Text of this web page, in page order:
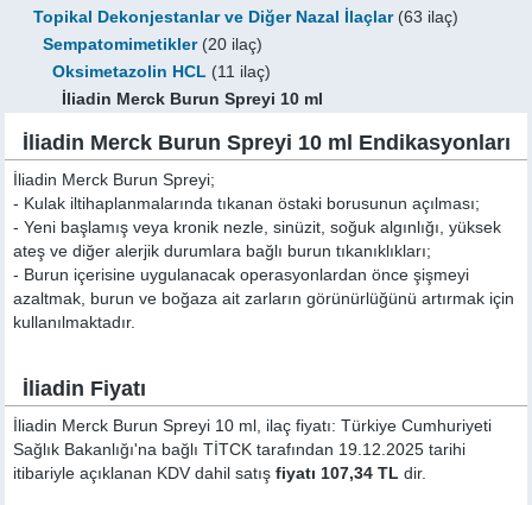
Topikal Dekonjestanlar ve Diğer Nazal İlaçlar(63 ilaç)
Sempatomimetikler(20 ilaç)
Oksimetazolin HCL (11 ilaç)
İliadin Merck Burun Spreyi 10 ml
İliadin Merck Burun Spreyi 10 ml Endikasyonları
İliadin Merck Burun Spreyi;
- Kulak iltihaplanmalarında tıkanan östaki borusunun açılması;
- Yeni başlamış veya kronik nezle, sinüzit, soğuk algınlığı, yüksek
ateş ve diğer alerjik durumlara bağlı burun tıkanıklıkları;
- Burun içerisine uygulanacak operasyonlardan önce şişmeyi
azaltmak, burun ve boğaza ait zarların görünürlüğünü artırmak için
kullanılmaktadır.
İliadin Fiyatı
İliadin Merck Burun Spreyi 10 ml, ilaç fiyatı: Türkiye Cumhuriyeti
Sağlık Bakanlığı'na bağlı TİTCK tarafından 19.12.2025 tarihi
itibariyle açıklanan KDV dahil satışfiyatı 107,34 TL dir.